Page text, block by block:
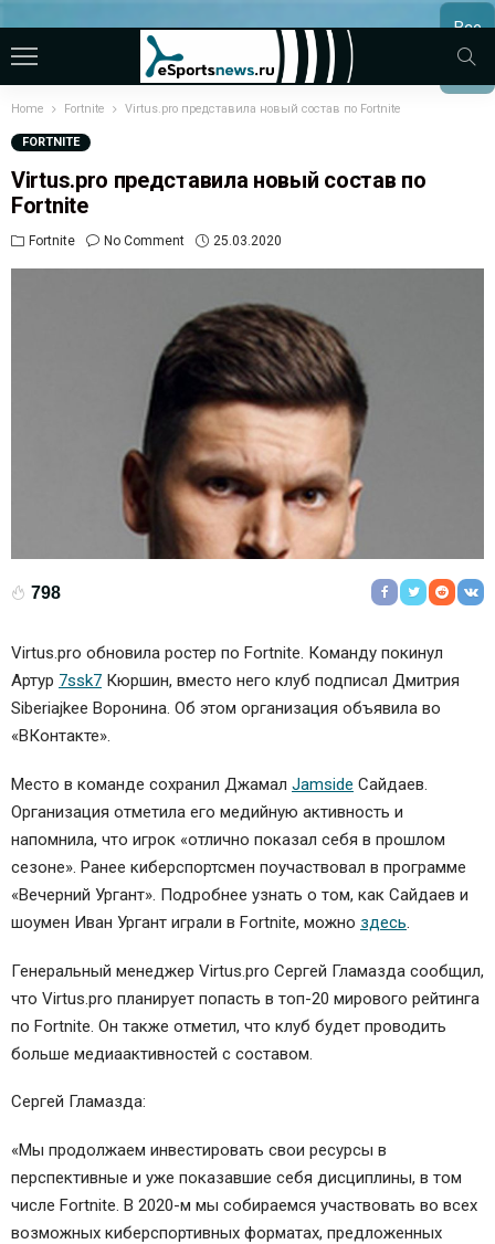
Все
МАТЧИ
Home Fortnite Virtus.pro представила новый состав по Fortnite
FORTNITE
Virtus.pro представила новый состав по
Fortnite
Fortnite No Comment 25.03.2020
798
Virtus.pro обновила ростер по Fortnite. Команду покинул
Артур 7ssk7 Кюршин, вместо него клуб подписал Дмитрия
Siberiajkee Воронина. Об этом организация объявила во
«ВКонтакте».
Место в команде сохранил Джамал Jamside Сайдаев.
Организация отметила его медийную активность и
напомнила, что игрок «отлично показал себя в прошлом
сезоне». Ранее киберспортсмен поучаствовал в программе
«Вечерний Ургант». Подробнее узнать о том, как Сайдаев и
шоумен Иван Ургант играли в Fortnite, можно здесь.
Генеральный менеджер Virtus.pro Сергей Гламазда сообщил,
что Virtus.pro планирует попасть в топ-20 мирового рейтинга
по Fortnite. Он также отметил, что клуб будет проводить
больше медиаактивностей с составом.
Сергей Гламазда:
«Мы продолжаем инвестировать свои ресурсы в
перспективные и уже показавшие себя дисциплины, в том
числе Fortnite. В 2020-м мы собираемся участвовать во всех
возможных киберспортивных форматах, предложенных